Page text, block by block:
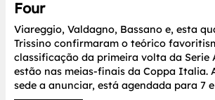
Four
Viareggio, Valdagno, Bassano e, esta
Trissino confirmaram o teórico
classificação da primeira volta da Serie
estão nas meias-finais da Coppa Italia.
sede a anunciar, está agendada para 7